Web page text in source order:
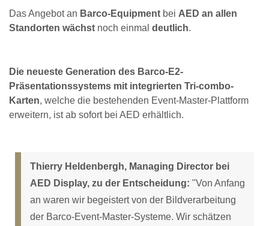
Das Angebot an Barco-Equipment bei AED an allen
Standorten wächst noch einmal deutlich.
Die neueste Generation des Barco-E2-
Präsentationssystems mit integrierten Tri-combo-
Karten, welche die bestehenden Event-Master-Plattform
erweitern, ist ab sofort bei AED erhältlich.
Thierry Heldenbergh, Managing Director bei
AED Display, zu der Entscheidung: "Von Anfang
an waren wir begeistert von der Bildverarbeitung
der Barco-Event-Master-Systeme. Wir schätzen